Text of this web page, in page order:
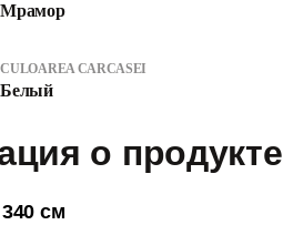
Мрамор
CULOAREA CARCASEI
Белый
о продукте
см